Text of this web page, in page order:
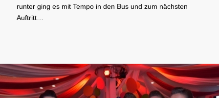
runter ging es mit Tempo in den Bus und zum nächsten
Auftritt…